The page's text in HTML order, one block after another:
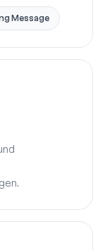
Message